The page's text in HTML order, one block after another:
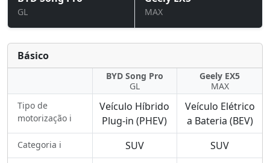
GL MAX
Básico
BYD Song Pro
GL
Geely EX5
MAX
Tipo de
motorização ℹ️
Veículo Híbrido
Plug-in (PHEV)
Veículo Elétrico
a Bateria (BEV)
Categoria ℹ️ SUV SUV